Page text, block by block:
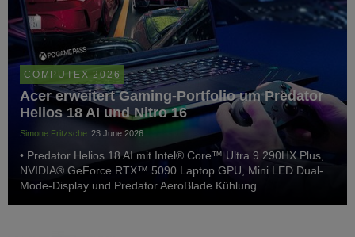
COMPUTEX 2026
Acer erweitert Gaming-Portfolio um Predator
Helios 18 AI und Nitro 16
Simone Fritzsche 23 June 2026
• Predator Helios 18 AI mit Intel® Core™ Ultra 9 290HX Plus,
NVIDIA® GeForce RTX™ 5090 Laptop GPU, Mini LED Dual-
Mode-Display und Predator AeroBlade Kühlung